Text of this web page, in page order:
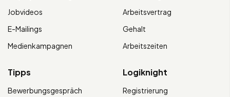
Jobvideos
E-Mailings
Medienkampagnen
Arbeitsvertrag
Gehalt
Arbeitszeiten
Tipps
Bewerbungsgespräch
Logiknight
Registrierung